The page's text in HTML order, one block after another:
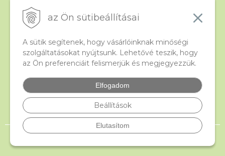
az Ön sütibeállításai
A sütik segítenek, hogy vásárlóinknak minőségi
szolgáltatásokat nyújtsunk. Lehetővé teszik, hogy
az Ön preferenciáit felismerjük és megjegyezzük.
Elfogadom
Beállítások
Elutasítom
Panasz, árucsere és visszáru
Beado
Kapcsolat
Gyakori kérdések
Facebook
© 2026 beado.hu, a gyöngyök webáruháza •NextShop&e-shop Pohoda